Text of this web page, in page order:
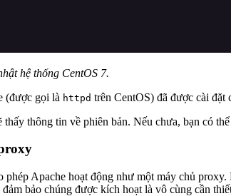
hệ thống CentOS 7.
(được gọi là httpd trên CentOS) đã được cài
thông tin về phiên bản. Nếu chưa, bạn có
phép Apache hoạt động như một máy chủ
bảo chúng được kích hoạt là vô cùng cần